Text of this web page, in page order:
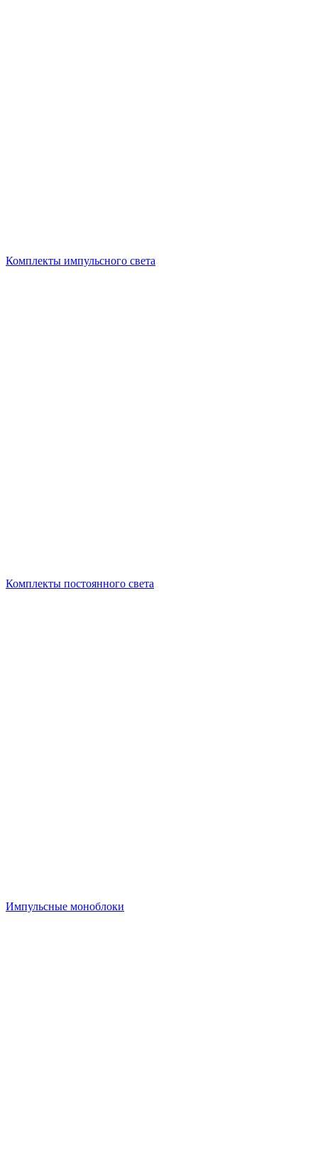
Комплекты импульсного света
Комплекты постоянного света
Импульсные моноблоки